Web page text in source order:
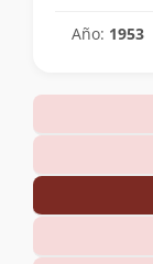
Año: 1953